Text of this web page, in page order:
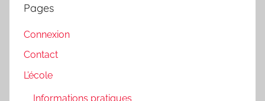
Pages
Connexion
Contact
L’école
Informations pratiques